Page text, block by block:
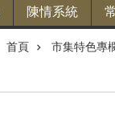
陳情系統
首頁 市集特色專